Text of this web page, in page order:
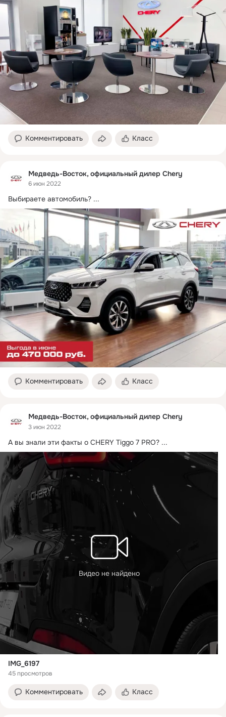
Комментировать Класс
Медведь-Восток, официальный дилер Chery
6 июн 2022
Выбираете автомобиль? ...
Комментировать Класс
Медведь-Восток, официальный дилер Chery
3 июн 2022
А вы знали эти факты о CHERY Tiggo 7 PRO? ...
Видео не найдено
IMG_6197
45 просмотров
Комментировать Класс